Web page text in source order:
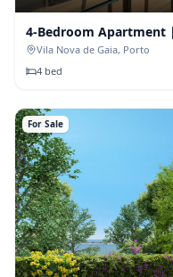
4-Bedroom Apartment
Vila Nova de Gaia, Porto
4 bed
For Sale